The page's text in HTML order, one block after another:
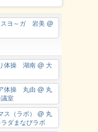
スヨ～ガ 岩美 @
体操 湖南 @ 大
体操 丸由 @ 丸
室
ス（ラボ） @ 丸
ダまなびラボ